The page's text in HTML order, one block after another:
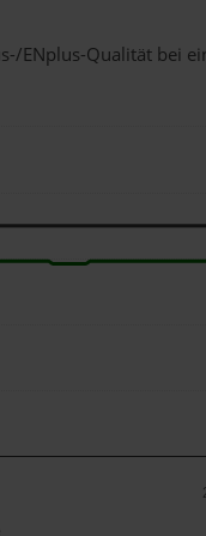
ENplus-Qualität bei